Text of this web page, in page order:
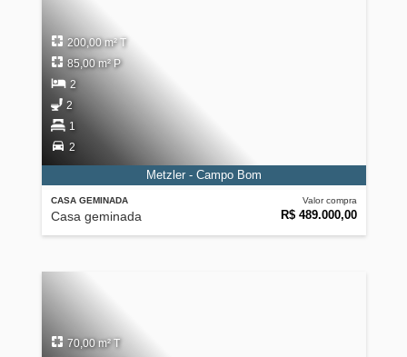
CASA GEMINADA
Casa geminada
Valor compra
R$ 489.000,00
200,00 m² T
85,00 m² P
2
2
1
2
Metzler - Campo Bom
70,00 m² T